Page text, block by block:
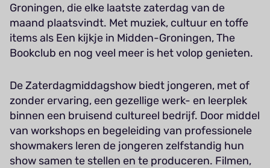
Groningen, die elke laatste zaterdag van de
maand plaatsvindt. Met muziek, cultuur en toffe
items als Een kijkje in Midden-Groningen, The
Bookclub en nog veel meer is het volop genieten.
De Zaterdagmiddagshow biedt jongeren, met of
zonder ervaring, een gezellige werk- en leerplek
binnen een bruisend cultureel bedrijf. Door middel
van workshops en begeleiding van professionele
showmakers leren de jongeren zelfstandig hun
show samen te stellen en te produceren. Filmen,